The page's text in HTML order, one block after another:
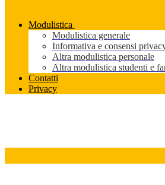
Modulistica
Modulistica generale
Informativa e consensi
Altra modulistica personale
Altra modulistica studenti e
Contatti
Privacy